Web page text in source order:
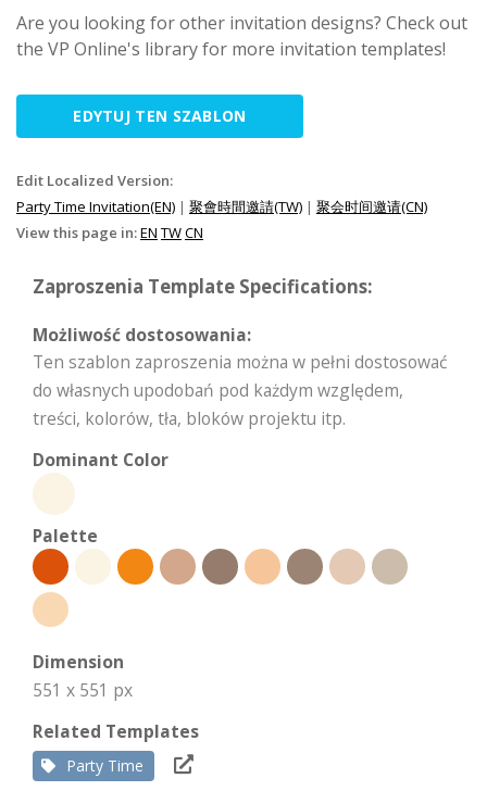
Are you looking for other invitation designs? Check out
the VP Online's library for more invitation templates!
EDYTUJ TEN SZABLON
Edit Localized Version:
Party Time Invitation(EN) | 聚會時間邀請(TW) | 聚会时间邀请(CN)
View this page in:EN TWCN
Zaproszenia Template Specifications:
Możliwość dostosowania:
Ten szablon zaproszenia można w pełni dostosować
do własnych upodobań pod każdym względem,
treści, kolorów, tła, bloków projektu itp.
Dominant Color
Palette
Dimension
551 x 551 px
Related Templates
Party Time